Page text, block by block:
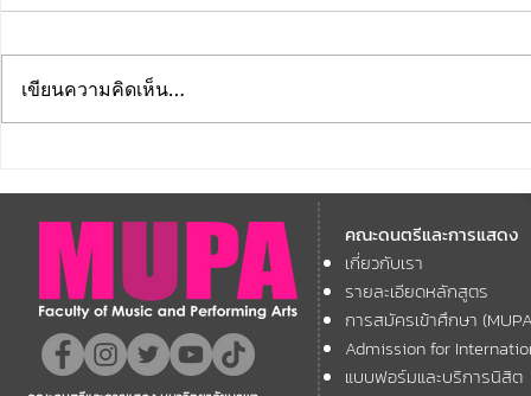
มหาวิทยาลัยบูรพา ขอแสดง
ความยินดี กับคณาจารย์ของ
คณะฯ ที่ได้รับการตอบรับให้นำ
เสนอผลงานวิชาการ ในงาน
ประชุมวิชาการระดับชาติและ
นานาชาติ "ศิลปกรรมวิจัย"
มหาวิทยาลั
โครงการ
11th
Forum
เขียนความคิดเห็น…
คณะดนตรีและการแสดง
เกี่ยวกับเรา
รายละเอียดหลักสูตร
การสมัครเข้าศึกษา
Admission for
แบบฟอร์มและบริการนิสิต